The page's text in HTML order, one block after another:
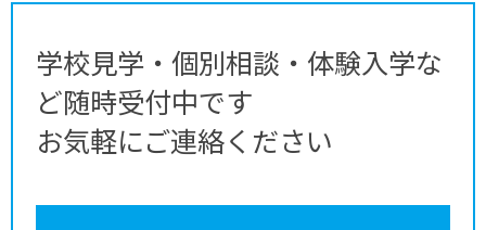
学校見学・個別相談・体験入学な
ど随時受付中です
お気軽にご連絡ください